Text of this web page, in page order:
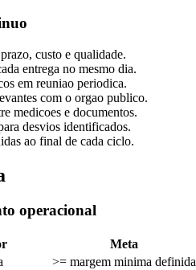
custo e qualidade.
entrega no mesmo dia.
em reuniao periodica.
com o orgao publico.
medicoes e documentos.
desvios identificados.
ao final de cada ciclo.
operacional
Meta
>= margem minima definida